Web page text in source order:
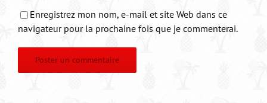
Enregistrez mon nom, e-mail et site Web dans ce
navigateur pour la prochaine fois que je commenterai.